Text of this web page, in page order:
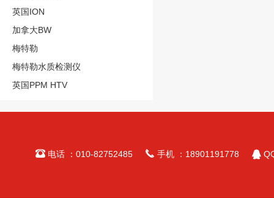
英国ION
加拿大BW
梅特勒
梅特勒水质检测仪
英国PPM HTV
电话 ：010-82752485  手机 ：18901191778 